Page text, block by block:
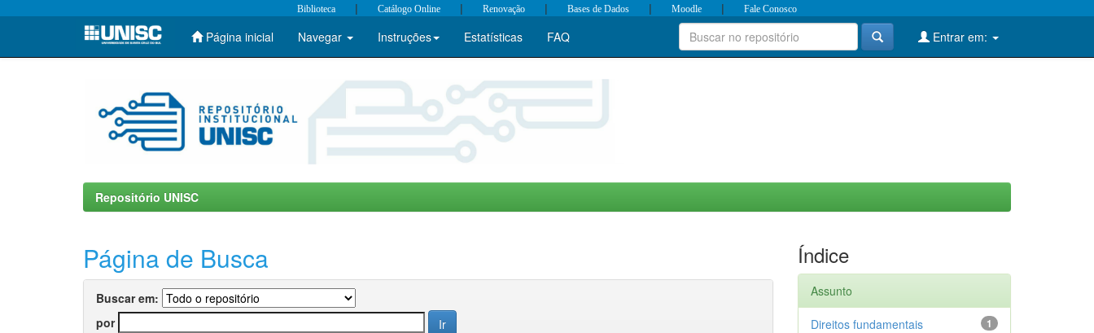
Skip
Biblioteca | Catálogo Online | Renovação | Bases de Dados | Moodle | Fale Conosco
Página inicial Navegar Instruções Estatísticas FAQ Entrar em:
Repositório UNISC
Página de Busca
Buscar em:
por
Índice
Assunto
1
Direitos fundamentais